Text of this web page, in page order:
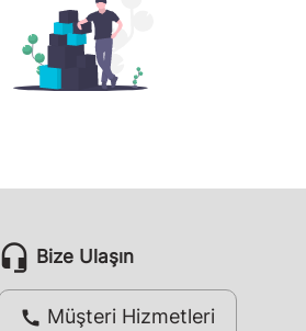
headset_mic Bize Ulaşın
call Müşteri Hizmetleri